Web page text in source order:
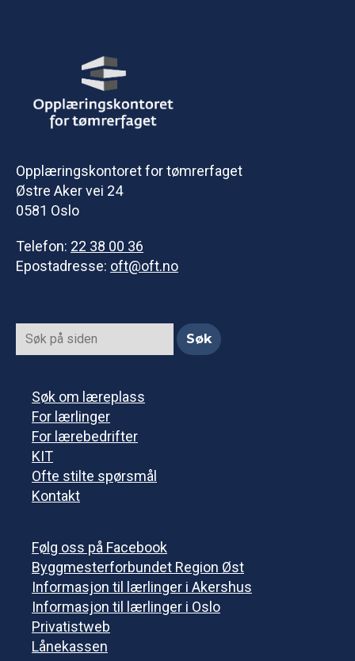
Opplæringskontoret for tømrerfaget
Østre Aker vei 24
0581 Oslo
Telefon: 22 38 00 36
Epostadresse: oft@oft.no
Søk om læreplass
For lærlinger
For lærebedrifter
KIT
Ofte stilte spørsmål
Kontakt
Følg oss på Facebook
Byggmesterforbundet Region Øst
Informasjon til lærlinger i Akershus
Informasjon til lærlinger i Oslo
Privatistweb
Lånekassen